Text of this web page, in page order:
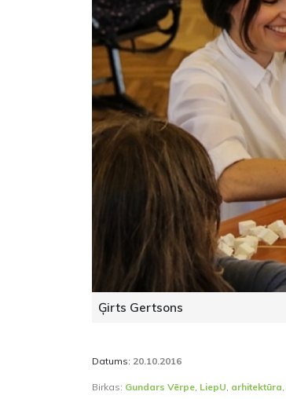
Ģirts Gertsons
Datums: 20.10.2016
Birkas: Gundars Vērpe, LiepU, arhitektūra,